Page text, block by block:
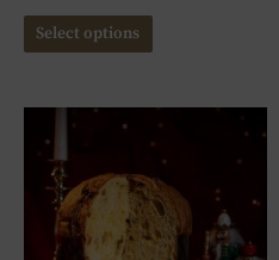
Select options